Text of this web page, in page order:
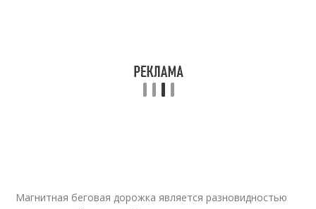
Магнитная беговая дорожка является разновидностью